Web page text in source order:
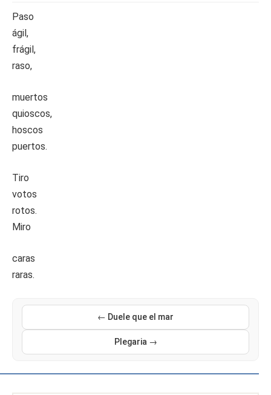
Paso
ágil,
frágil,
raso,
muertos
quioscos,
hoscos
puertos.
Tiro
votos
rotos.
Miro
caras
raras.
← Duele que el mar
Plegaria →